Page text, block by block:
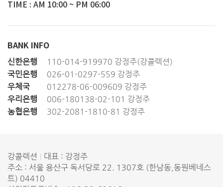
TIME : AM 10:00 ~ PM 06:00
BANK INFO
신한은행
110-014-919970 강정주(강콜렉션)
국민은행
026-01-0297-559 강정주
우체국
012278-06-009609 강정주
우리은행
006-180138-02-101 강정주
농협은행
302-2081-1810-81 강정주
강콜렉션
대표 : 강정주
주소 : 서울 용산구 독서당로 22. 1307호 (한남동,동원베네스
트) 04410